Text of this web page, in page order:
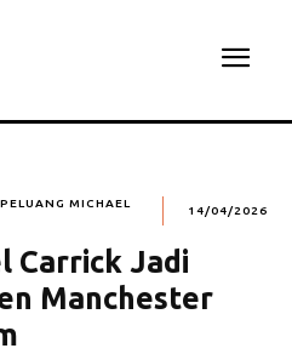
PELUANG MICHAEL
14/04/2026
Carrick Jadi
Manchester